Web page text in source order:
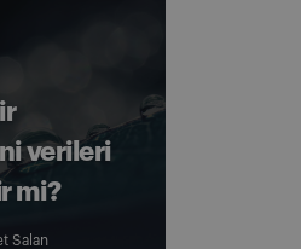
verileri
mi?
Salan